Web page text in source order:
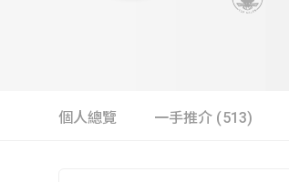
個人總覽 一手推介 (513)